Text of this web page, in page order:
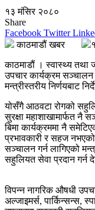
१३ मंसिर २०८०
Share
Facebook Twitter
काठमाडौं खबर
काठमाडौं । स्वास्थ्य तथा
उपचार कार्यक्रम सञ्चालन
मन्त्रीस्तरीय निर्णयबाट
योसँगै आठवटा रोगको
सुरक्षा महाशाखामार्फत नै
बिमा कार्यक्रममा नै
प्रभावकारी र सहज नभएको
सञ्चालन गर्न लागिएको
सहुलियत सेवा प्रदान
विपन्न नागरिक औषधी
अल्जाइमर्स,पार्किन्सन्स,